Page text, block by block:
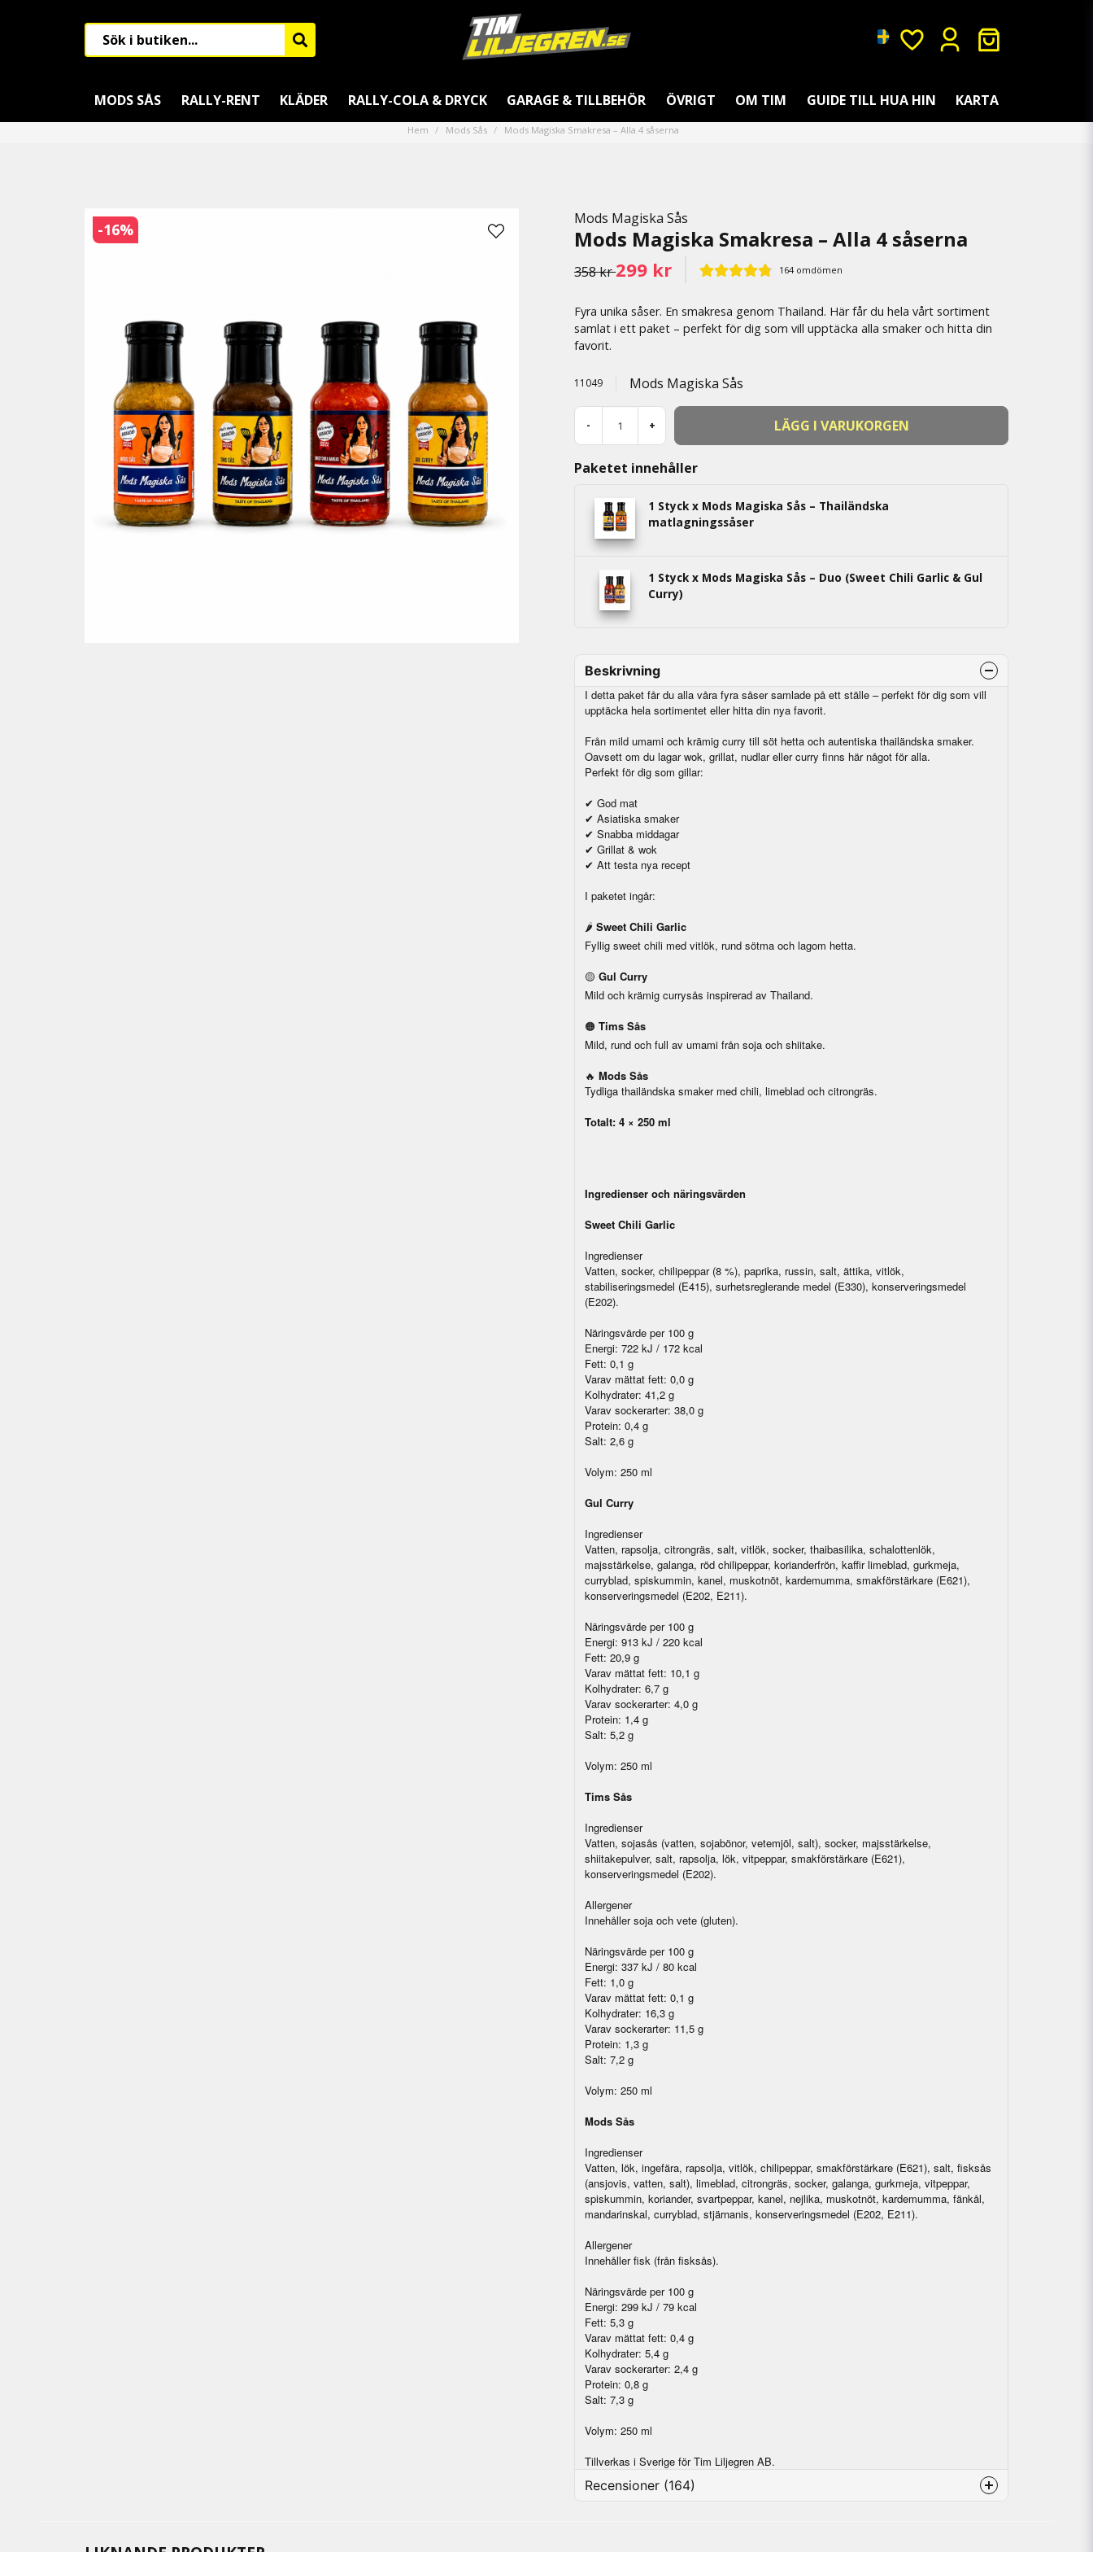
MODS SÅS RALLY-RENT KLÄDER RALLY-COLA & DRYCK GARAGE & TILLBEHÖR ÖVRIGT OM TIM GUIDE TILL HUA HIN KARTA
Hem Mods Sås Mods Magiska Smakresa – Alla 4 såserna
-16%
Mods Magiska Sås
Mods Magiska Smakresa – Alla 4 såserna
358 kr299 kr 164 omdömen
Fyra unika såser. En smakresa genom Thailand. Här får du hela vårt sortiment
samlat i ett paket – perfekt för dig som vill upptäcka alla smaker och hitta din
favorit.
11049 Mods Magiska Sås
- + LÄGG I VARUKORGEN
Paketet innehåller
1 Styck x Mods Magiska Sås – Thailändska
matlagningssåser
1 Styck x Mods Magiska Sås – Duo (Sweet Chili Garlic & Gul
Curry)
Beskrivning
I detta paket får du alla våra fyra såser samlade på ett ställe – perfekt för dig som vill
upptäcka hela sortimentet eller hitta din nya favorit.
Från mild umami och krämig curry till söt hetta och autentiska thailändska smaker.
Oavsett om du lagar wok, grillat, nudlar eller curry finns här något för alla.
Perfekt för dig som gillar:
✔ God mat
✔ Asiatiska smaker
✔ Snabba middagar
✔ Grillat & wok
✔ Att testa nya recept
I paketet ingår:
🌶Sweet Chili Garlic
Fyllig sweet chili med vitlök, rund sötma och lagom hetta.
🟡Gul Curry
Mild och krämig currysås inspirerad av Thailand.
🟠Tims Sås
Mild, rund och full av umami från soja och shiitake.
🔥Mods Sås
Tydliga thailändska smaker med chili, limeblad och citrongräs.
Totalt: 4 × 250 ml
Ingredienser och näringsvärden
Sweet Chili Garlic
Ingredienser
Vatten, socker, chilipeppar (8 %), paprika, russin, salt, ättika, vitlök,
stabiliseringsmedel (E415), surhetsreglerande medel (E330), konserveringsmedel
(E202).
Näringsvärde per 100 g
Energi: 722 kJ / 172 kcal
Fett: 0,1 g
Varav mättat fett: 0,0 g
Kolhydrater: 41,2 g
Varav sockerarter: 38,0 g
Protein: 0,4 g
Salt: 2,6 g
Volym: 250 ml
Gul Curry
Ingredienser
Vatten, rapsolja, citrongräs, salt, vitlök, socker, thaibasilika, schalottenlök,
majsstärkelse, galanga, röd chilipeppar, korianderfrön, kaffir limeblad, gurkmeja,
curryblad, spiskummin, kanel, muskotnöt, kardemumma, smakförstärkare (E621),
konserveringsmedel (E202, E211).
Näringsvärde per 100 g
Energi: 913 kJ / 220 kcal
Fett: 20,9 g
Varav mättat fett: 10,1 g
Kolhydrater: 6,7 g
Varav sockerarter: 4,0 g
Protein: 1,4 g
Salt: 5,2 g
Volym: 250 ml
Tims Sås
Ingredienser
Vatten, sojasås (vatten, sojabönor, vetemjöl, salt), socker, majsstärkelse,
shiitakepulver, salt, rapsolja, lök, vitpeppar, smakförstärkare (E621),
konserveringsmedel (E202).
Allergener
Innehåller soja och vete (gluten).
Näringsvärde per 100 g
Energi: 337 kJ / 80 kcal
Fett: 1,0 g
Varav mättat fett: 0,1 g
Kolhydrater: 16,3 g
Varav sockerarter: 11,5 g
Protein: 1,3 g
Salt: 7,2 g
Volym: 250 ml
Mods Sås
Ingredienser
Vatten, lök, ingefära, rapsolja, vitlök, chilipeppar, smakförstärkare (E621), salt, fisksås
(ansjovis, vatten, salt), limeblad, citrongräs, socker, galanga, gurkmeja, vitpeppar,
spiskummin, koriander, svartpeppar, kanel, nejlika, muskotnöt, kardemumma, fänkål,
mandarinskal, curryblad, stjärnanis, konserveringsmedel (E202, E211).
Allergener
Innehåller fisk (från fisksås).
Näringsvärde per 100 g
Energi: 299 kJ / 79 kcal
Fett: 5,3 g
Varav mättat fett: 0,4 g
Kolhydrater: 5,4 g
Varav sockerarter: 2,4 g
Protein: 0,8 g
Salt: 7,3 g
Volym: 250 ml
Tillverkas i Sverige för Tim Liljegren AB.
Recensioner (164)